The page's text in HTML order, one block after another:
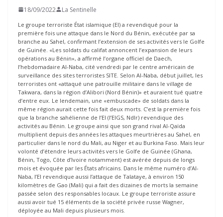
18/09/2022 La Sentinelle
Le groupe terroriste État islamique (EI) a revendiqué pour la
première fois une attaque dans le Nord du Bénin, exécutée par sa
branche au Sahel, confirmant l’extension de ses activités vers le Golfe
de Guinée. «Les soldats du califat annoncent l’expansion de leurs
opérations au Bénin», a affirmé l’organe officiel de Daech,
l’hebdomadaire Al-Naba, cité vendredi par le centre américain de
surveillance des sites terroristes SITE. Selon Al-Naba, début juillet, les
terroristes ont «attaqué une patrouille militaire dans le village de
Takwara, dans la région d’Alibori (Nord Bénin)» et auraient tué quatre
d’entre eux. Le lendemain, une «embuscade» de soldats dans la
même région aurait cette fois fait deux morts. C’est la première fois
que la branche sahélienne de l’EI (l’EIGS, Ndlr) revendique des
activités au Bénin. Le groupe ainsi que son grand rival Al-Qaïda
multiplient depuis des années les attaques meurtrières au Sahel, en
particulier dans le nord du Mali, au Niger et au Burkina Faso. Mais leur
volonté d’étendre leurs activités vers le Golfe de Guinée (Ghana,
Bénin, Togo, Côte d’Ivoire notamment) est avérée depuis de longs
mois et évoquée par les États africains. Dans le même numéro d’Al-
Naba, l’EI revendique aussi l’attaque de Talataye, à environ 150
kilomètres de Gao (Mali) qui a fait des dizaines de morts la semaine
passée selon des responsables locaux. Le groupe terroriste assure
aussi avoir tué 15 éléments de la société privée russe Wagner,
déployée au Mali depuis plusieurs mois.